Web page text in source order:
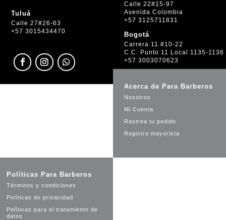
Tuluá
Calle 27#26-63
+57 3015434470
Calle 22#15-97
Avenida Colombia
+57 3125711831
Bogotá
Carrera 11 #10-22
C.C. Punto 11 Local 1135-1136
+57 3003070623
Acerca de Para Barberos
Nosotros
Mi Cuenta
Rastrea tu pedido
Registro mayorista
Políticas Para Barberos
Términos y condiciones
Políticas de privacidad
Políticas para el tratamiento de
datos